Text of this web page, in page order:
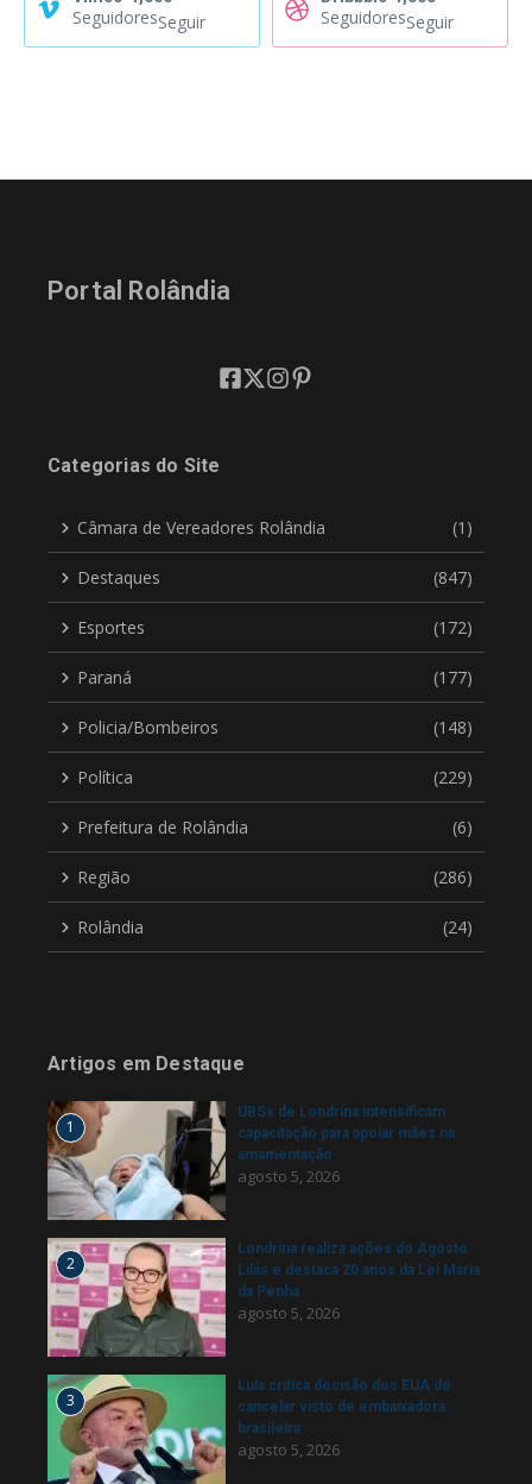
SeguidoresSeguir SeguidoresSeguir
Portal Rolândia
Categorias do Site
Câmara de Vereadores Rolândia (1)
Destaques (847)
Esportes (172)
Paraná (177)
Policia/Bombeiros (148)
Política (229)
Prefeitura de Rolândia (6)
Região (286)
Rolândia (24)
Artigos em Destaque
1
UBSs de Londrina intensificam
capacitação para apoiar mães na
amamentação
agosto 5, 2026
2
Londrina realiza ações do Agosto
Lilás e destaca 20 anos da Lei Maria
da Penha
agosto 5, 2026
3
Lula critica decisão dos EUA de
cancelar visto de embaixadora
brasileira
agosto 5, 2026